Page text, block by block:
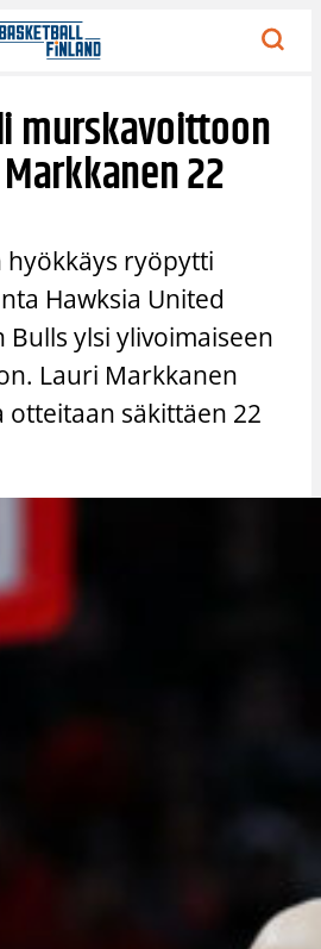
murskavoittoon
22
hyökkäys ryöpytti
Hawksia United
Bulls ylsi ylivoimaiseen
Lauri Markkanen
otteitaan säkittäen 22